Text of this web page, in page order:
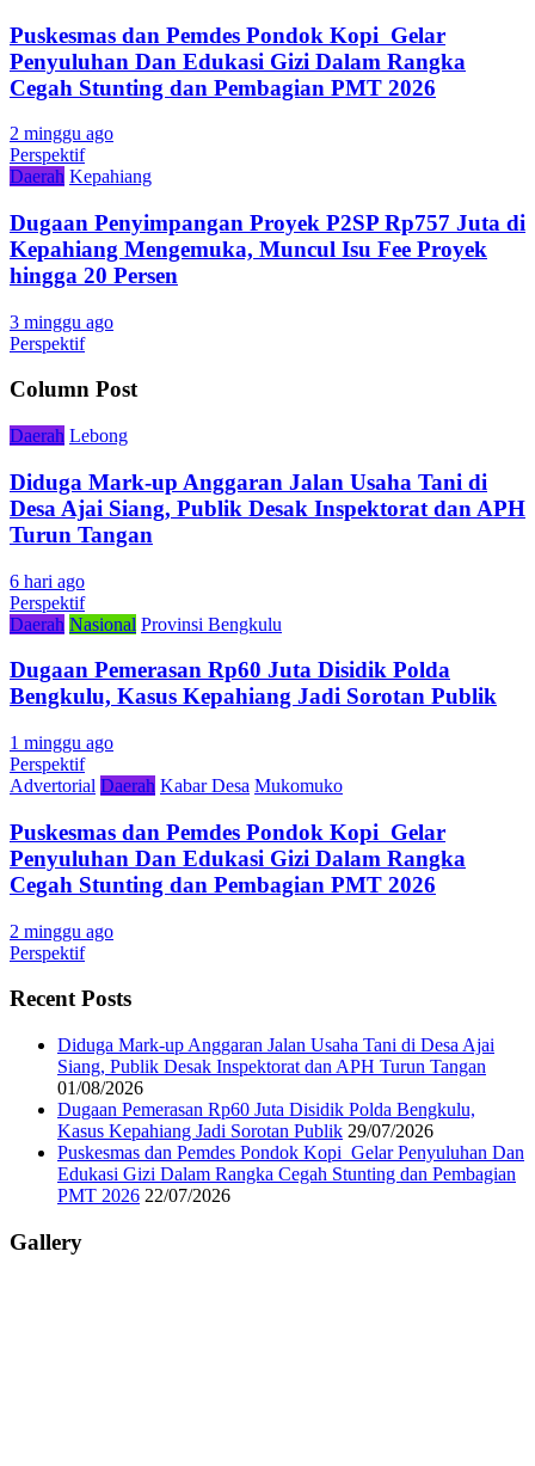
Puskesmas dan Pemdes Pondok Kopi Gelar
Penyuluhan Dan Edukasi Gizi Dalam Rangka
Cegah Stunting dan Pembagian PMT 2026
2 minggu ago
Perspektif
Daerah Kepahiang
Dugaan Penyimpangan Proyek P2SP Rp757 Juta di
Kepahiang Mengemuka, Muncul Isu Fee Proyek
hingga 20 Persen
3 minggu ago
Perspektif
Column Post
Daerah Lebong
Diduga Mark-up Anggaran Jalan Usaha Tani di
Desa Ajai Siang, Publik Desak Inspektorat dan APH
Turun Tangan
6 hari ago
Perspektif
Daerah Nasional Provinsi Bengkulu
Dugaan Pemerasan Rp60 Juta Disidik Polda
Bengkulu, Kasus Kepahiang Jadi Sorotan Publik
1 minggu ago
Perspektif
Advertorial Daerah Kabar Desa Mukomuko
Puskesmas dan Pemdes Pondok Kopi Gelar
Penyuluhan Dan Edukasi Gizi Dalam Rangka
Cegah Stunting dan Pembagian PMT 2026
2 minggu ago
Perspektif
Recent Posts
Diduga Mark-up Anggaran Jalan Usaha Tani di Desa Ajai
Siang, Publik Desak Inspektorat dan APH Turun Tangan
01/08/2026
Dugaan Pemerasan Rp60 Juta Disidik Polda Bengkulu,
Kasus Kepahiang Jadi Sorotan Publik 29/07/2026
Puskesmas dan Pemdes Pondok Kopi Gelar Penyuluhan Dan
Edukasi Gizi Dalam Rangka Cegah Stunting dan Pembagian
PMT 2026 22/07/2026
Gallery